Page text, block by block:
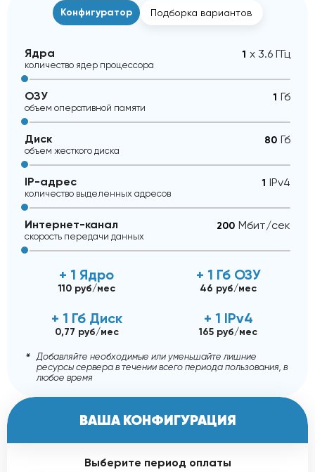
Конфигуратор Подборка вариантов
Ядра
количество ядер процессора
x 3.6 ГГц
ОЗУ
объем оперативной памяти
Гб
Диск
объем жесткого диска
Гб
IP-адрес
количество выделенных адресов
IPv4
Интернет-канал
скорость передачи данных
Mбит/сек
+ 1 Ядро
110 руб/мес
+ 1 Гб ОЗУ
46 руб/мес
+ 1 Гб Диск
0,77 руб/мес
+ 1 IPv4
165 руб/мес
Добавляйте необходимые или уменьшайте лишние
ресурсы сервера в течении всего периода пользования, в
любое время
ВАША КОНФИГУРАЦИЯ
Выберите период оплаты